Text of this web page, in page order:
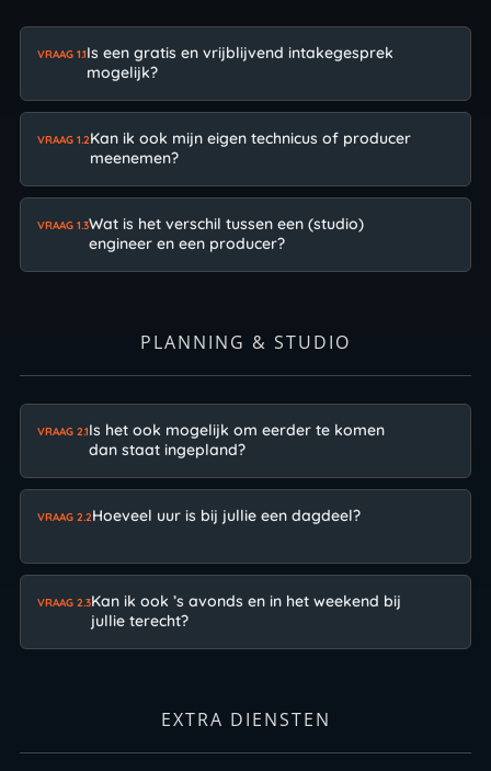
VRAAG 1.1Is een gratis en vrijblijvend intakegesprek
mogelijk?
VRAAG 1.2Kan ik ook mijn eigen technicus of producer
meenemen?
VRAAG 1.3Wat is het verschil tussen een (studio)
engineer en een producer?
PLANNING & STUDIO
VRAAG 2.1Is het ook mogelijk om eerder te komen
dan staat ingepland?
VRAAG 2.2Hoeveel uur is bij jullie een dagdeel?
VRAAG 2.3Kan ik ook ’s avonds en in het weekend bij
jullie terecht?
EXTRA DIENSTEN